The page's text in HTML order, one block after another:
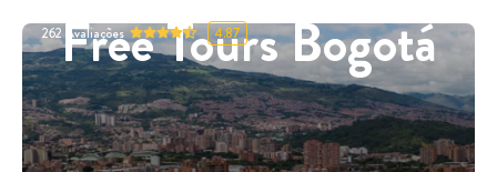
Free Tours Bogotá
262 Avaliações 4.87